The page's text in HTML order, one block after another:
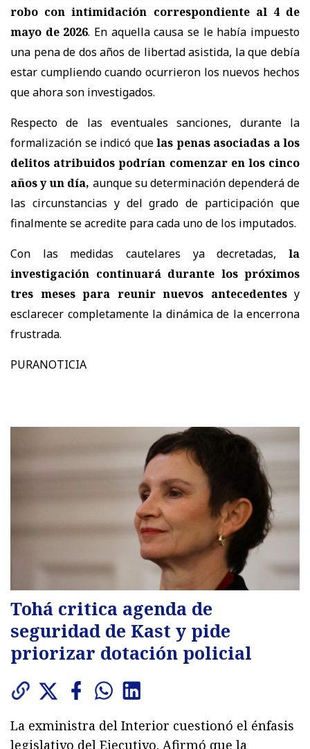
robo con intimidación correspondiente al 4 de
mayo de 2026. En aquella causa se le había impuesto
una pena de dos años de libertad asistida, la que debía
estar cumpliendo cuando ocurrieron los nuevos hechos
que ahora son investigados.
Respecto de las eventuales sanciones, durante la
formalización se indicó quelas penas asociadas a los
delitos atribuidos podrían comenzar en los cinco
años y un día, aunque su determinación dependerá de
las circunstancias y del grado de participación que
finalmente se acredite para cada uno de los imputados.
Con las medidas cautelares ya decretadas, la
investigación continuará durante los próximos
tres meses para reunir nuevos antecedentesy
esclarecer completamente la dinámica de la encerrona
frustrada.
PURANOTICIA
Tohá critica agenda de
seguridad de Kast y pide
priorizar dotación policial
La exministra del Interior cuestionó el énfasis
legislativo del Ejecutivo. Afirmó que la